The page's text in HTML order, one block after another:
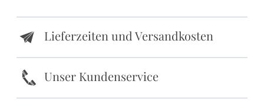
e Lieferzeiten und Versandkosten
k Unser Kundenservice